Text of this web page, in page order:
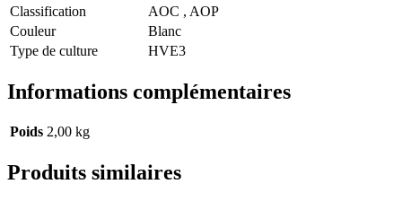
Classification
AOC , AOP
Couleur
Blanc
Type de culture
HVE3
Informations complémentaires
Poids 2,00 kg
Produits similaires